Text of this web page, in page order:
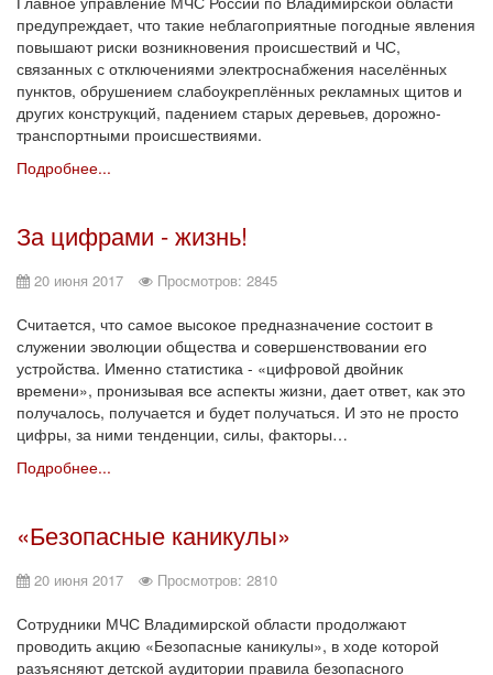
предупреждает, что такие неблагоприятные погодные явления
повышают риски возникновения происшествий и ЧС,
связанных с отключениями электроснабжения населённых
пунктов, обрушением слабоукреплённых рекламных щитов и
других конструкций, падением старых деревьев, дорожно-
транспортными происшествиями.
Подробнее...
За цифрами - жизнь!
20 июня 2017 Просмотров: 2845
Считается, что самое высокое предназначение состоит в
служении эволюции общества и совершенствовании его
устройства. Именно статистика - «цифровой двойник
времени», пронизывая все аспекты жизни, дает ответ, как это
получалось, получается и будет получаться. И это не просто
цифры, за ними тенденции, силы, факторы…
Подробнее...
«Безопасные каникулы»
20 июня 2017 Просмотров: 2810
Сотрудники МЧС Владимирской области продолжают
проводить акцию «Безопасные каникулы», в ходе которой
разъясняют детской аудитории правила безопасного